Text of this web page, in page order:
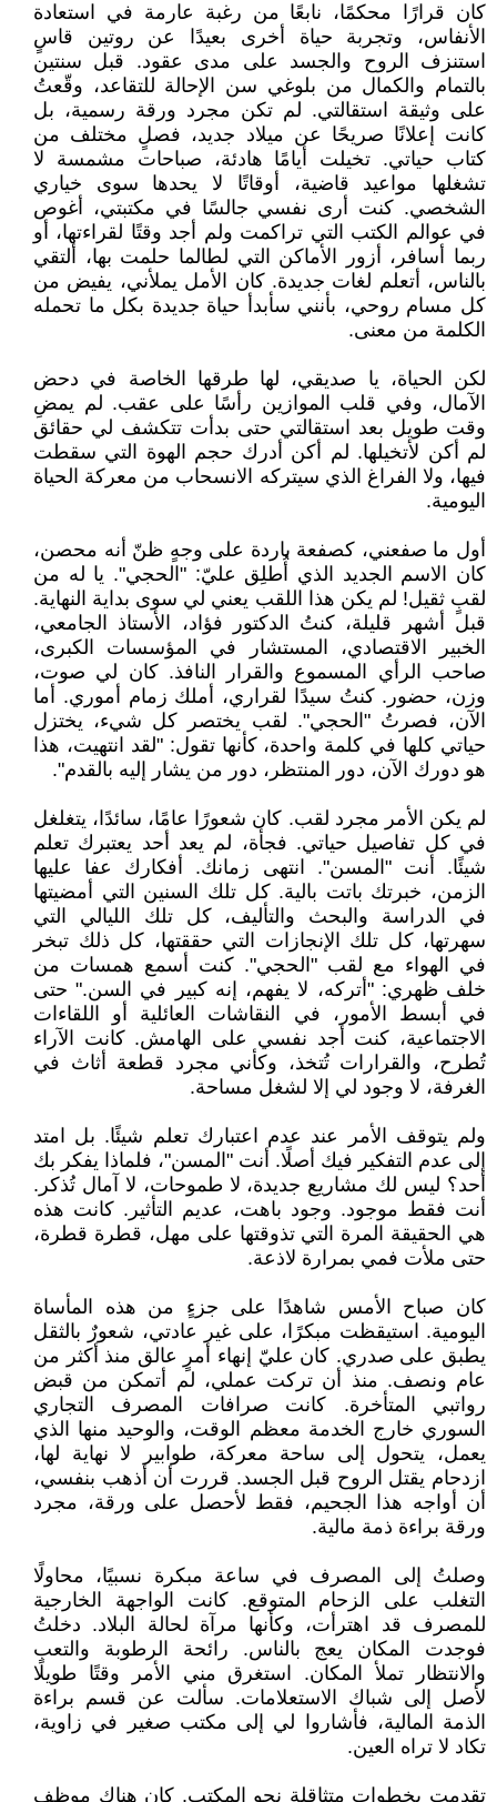
كان قرارًا محكمًا، نابعًا من رغبة عارمة في استعادة
الأنفاس، وتجربة حياة أخرى بعيدًا عن روتين قاسٍ
استنزف الروح والجسد على مدى عقود. قبل سنتين
بالتمام والكمال من بلوغي سن الإحالة للتقاعد، وقّعتُ
على وثيقة استقالتي. لم تكن مجرد ورقة رسمية، بل
كانت إعلانًا صريحًا عن ميلاد جديد، فصلٍ مختلف من
كتاب حياتي. تخيلت أيامًا هادئة، صباحات مشمسة لا
تشغلها مواعيد قاضية، أوقاتًا لا يحدها سوى خياري
الشخصي. كنت أرى نفسي جالسًا في مكتبتي، أغوص
في عوالم الكتب التي تراكمت ولم أجد وقتًا لقراءتها، أو
ربما أسافر، أزور الأماكن التي لطالما حلمت بها، ألتقي
بالناس، أتعلم لغات جديدة. كان الأمل يملأني، يفيض من
كل مسام روحي، بأنني سأبدأ حياة جديدة بكل ما تحمله
الكلمة من معنى.
‏لكن الحياة، يا صديقي، لها طرقها الخاصة في دحض
الآمال، وفي قلب الموازين رأسًا على عقب. لم يمضِ
وقت طويل بعد استقالتي حتى بدأت تتكشف لي حقائق
لم أكن لأتخيلها. لم أكن أدرك حجم الهوة التي سقطت
فيها، ولا الفراغ الذي سيتركه الانسحاب من معركة الحياة
اليومية.
‏أول ما صفعني، كصفعة باردة على وجهٍ ظنّ أنه محصن،
كان الاسم الجديد الذي أُطلِق عليّ: "الحجي". يا له من
لقبٍ ثقيل! لم يكن هذا اللقب يعني لي سوى بداية النهاية.
قبل أشهر قليلة، كنتُ الدكتور فؤاد، الأستاذ الجامعي،
الخبير الاقتصادي، المستشار في المؤسسات الكبرى،
صاحب الرأي المسموع والقرار النافذ. كان لي صوت،
وزن، حضور. كنتُ سيدًا لقراري، أملك زمام أموري. أما
الآن، فصرتُ "الحجي". لقب يختصر كل شيء، يختزل
حياتي كلها في كلمة واحدة، كأنها تقول: "لقد انتهيت، هذا
هو دورك الآن، دور المنتظر، دور من يشار إليه بالقدم".
‏لم يكن الأمر مجرد لقب. كان شعورًا عامًا، سائدًا، يتغلغل
في كل تفاصيل حياتي. فجأة، لم يعد أحد يعتبرك تعلم
شيئًا. أنت "المسن". انتهى زمانك. أفكارك عفا عليها
الزمن، خبرتك باتت بالية. كل تلك السنين التي أمضيتها
في الدراسة والبحث والتأليف، كل تلك الليالي التي
سهرتها، كل تلك الإنجازات التي حققتها، كل ذلك تبخر
في الهواء مع لقب "الحجي". كنت أسمع همسات من
خلف ظهري: "أتركه، لا يفهم، إنه كبير في السن." حتى
في أبسط الأمور، في النقاشات العائلية أو اللقاءات
الاجتماعية، كنت أجد نفسي على الهامش. كانت الآراء
تُطرح، والقرارات تُتخذ، وكأني مجرد قطعة أثاث في
الغرفة، لا وجود لي إلا لشغل مساحة.
‏ولم يتوقف الأمر عند عدم اعتبارك تعلم شيئًا. بل امتد
إلى عدم التفكير فيك أصلًا. أنت "المسن"، فلماذا يفكر بك
أحد؟ ليس لك مشاريع جديدة، لا طموحات، لا آمال تُذكر.
أنت فقط موجود. وجود باهت، عديم التأثير. كانت هذه
هي الحقيقة المرة التي تذوقتها على مهل، قطرة قطرة،
حتى ملأت فمي بمرارة لاذعة.
‏كان صباح الأمس شاهدًا على جزءٍ من هذه المأساة
اليومية. استيقظت مبكرًا، على غير عادتي، شعورٌ بالثقل
يطبق على صدري. كان عليّ إنهاء أمرٍ عالق منذ أكثر من
عام ونصف. منذ أن تركت عملي، لم أتمكن من قبض
رواتبي المتأخرة. كانت صرافات المصرف التجاري
السوري خارج الخدمة معظم الوقت، والوحيد منها الذي
يعمل، يتحول إلى ساحة معركة، طوابير لا نهاية لها،
ازدحام يقتل الروح قبل الجسد. قررت أن أذهب بنفسي،
أن أواجه هذا الجحيم، فقط لأحصل على ورقة، مجرد
ورقة براءة ذمة مالية.
‏وصلتُ إلى المصرف في ساعة مبكرة نسبيًا، محاولًا
التغلب على الزحام المتوقع. كانت الواجهة الخارجية
للمصرف قد اهترأت، وكأنها مرآة لحالة البلاد. دخلتُ
فوجدت المكان يعج بالناس. رائحة الرطوبة والتعب
والانتظار تملأ المكان. استغرق مني الأمر وقتًا طويلًا
لأصل إلى شباك الاستعلامات. سألت عن قسم براءة
الذمة المالية، فأشاروا لي إلى مكتب صغير في زاوية،
تكاد لا تراه العين.
‏تقدمت بخطوات متثاقلة نحو المكتب. كان هناك موظف